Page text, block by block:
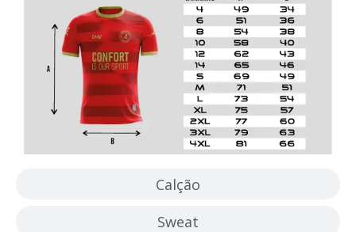
Calção
Sweat